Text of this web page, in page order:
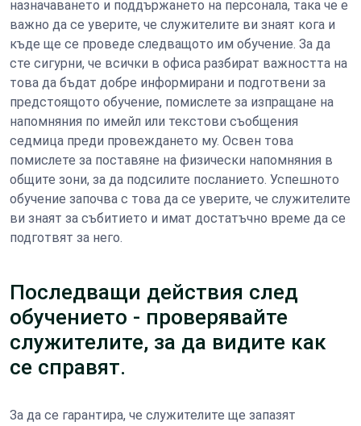
назначаването и поддържането на персонала, така че е
важно да се уверите, че служителите ви знаят кога и
къде ще се проведе следващото им обучение. За да
сте сигурни, че всички в офиса разбират важността на
това да бъдат добре информирани и подготвени за
предстоящото обучение, помислете за изпращане на
напомняния по имейл или текстови съобщения
седмица преди провеждането му. Освен това
помислете за поставяне на физически напомняния в
общите зони, за да подсилите посланието. Успешното
обучение започва с това да се уверите, че служителите
ви знаят за събитието и имат достатъчно време да се
подготвят за него.
Последващи действия след
обучението - проверявайте
служителите, за да видите как
се справят.
За да се гарантира, че служителите ще запазят